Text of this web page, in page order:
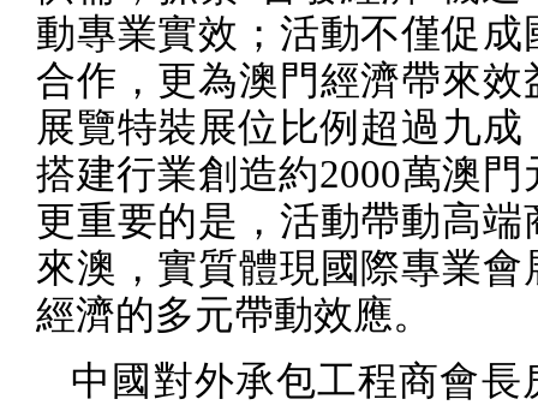
動專業實效；活動不僅促成
合作，更為澳門經濟帶來效
展覽特裝展位比例超過九成
搭建行業創造約2000萬澳門
更重要的是，活動帶動高端
來澳，實質體現國際專業會
經濟的多元帶動效應。
中國對外承包工程商會長